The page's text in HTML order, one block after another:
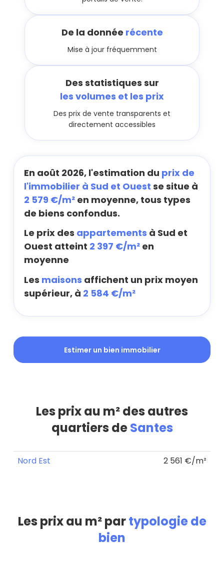
De la donnée récente
Mise à jour fréquemment
Des statistiques sur
les volumes et les prix
Des prix de vente transparents et
directement accessibles
En août 2026, l'estimation du prix de
l'immobilier à Sud et Ouest se situe à
2 579 €/m² en moyenne, tous types
de biens confondus.
Le prix des appartements à Sud et
Ouest atteint 2 397 €/m² en
moyenne
Les maisons affichent un prix moyen
supérieur, à 2 584 €/m²
Estimer un bien immobilier
Les prix au m² des autres
quartiers deSantes
Nord Est 2 561 €/m²
Les prix au m² partypologie de
bien